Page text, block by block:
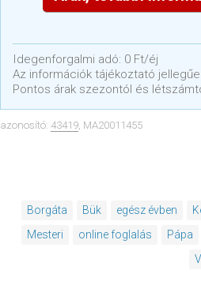
Idegenforgalmi adó: 0 Ft/éj
Az információk tájékoztató
Pontos árak szezontól és
azonosító: 43419, MA20011455
Borgáta Bük egész évben
Mesteri
online foglalás Pápa